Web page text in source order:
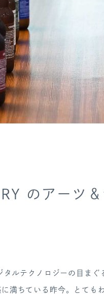
のアーツ
タルテクノロジーの目ま
に満ちている昨今。とても